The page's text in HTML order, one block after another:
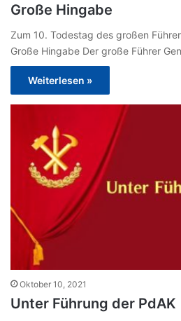
Große Hingabe
Zum 10. Todestag des großen
Große Hingabe Der große Führer
Weiterlesen »
Oktober 10, 2021
Unter Führung der PdAK